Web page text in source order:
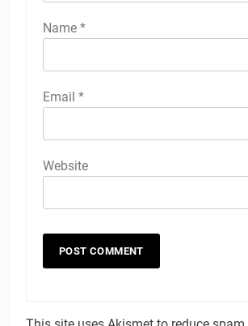
Name *
Email *
Website